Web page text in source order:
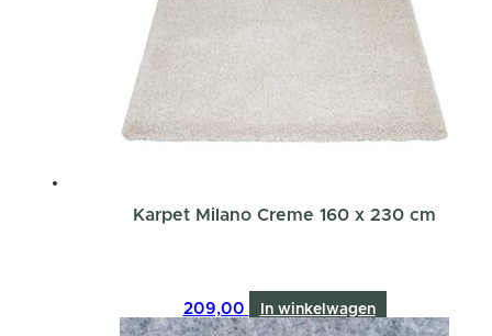
Karpet Milano Creme 160 x 230 cm
209,00 In winkelwagen